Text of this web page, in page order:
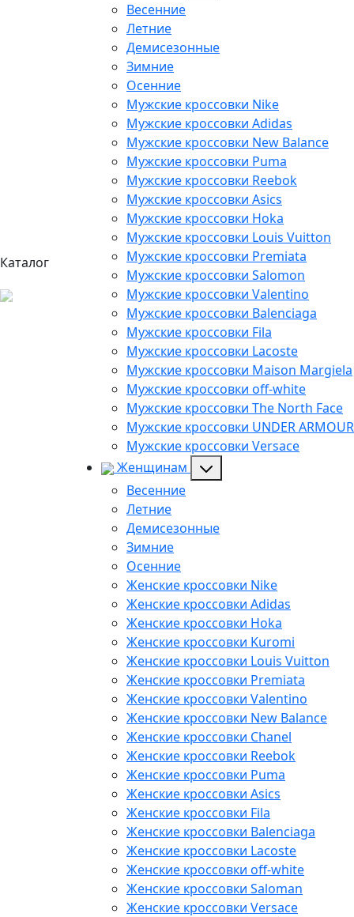
Каталог
Весенние
Летние
Демисезонные
Зимние
Осенние
Мужские кроссовки Nike
Мужские кроссовки Adidas
Мужские кроссовки New Balance
Мужские кроссовки Puma
Мужские кроссовки Reebok
Мужские кроссовки Asics
Мужские кроссовки Hoka
Мужские кроссовки Louis Vuitton
Мужские кроссовки Premiata
Мужские кроссовки Salomon
Мужские кроссовки Valentino
Мужские кроссовки Balenciaga
Мужские кроссовки Fila
Мужские кроссовки Lacoste
Мужские кроссовки Maison Margiela
Мужские кроссовки off-white
Мужские кроссовки The North Face
Мужские кроссовки UNDER ARMOUR
Мужские кроссовки Versace
Женщинам
Весенние
Летние
Демисезонные
Зимние
Осенние
Женские кроссовки Nike
Женские кроссовки Adidas
Женские кроссовки Hoka
Женские кроссовки Kuromi
Женские кроссовки Louis Vuitton
Женские кроссовки Premiata
Женские кроссовки Valentino
Женские кроссовки New Balance
Женские кроссовки Chanel
Женские кроссовки Reebok
Женские кроссовки Puma
Женские кроссовки Asics
Женские кроссовки Fila
Женские кроссовки Balenciaga
Женские кроссовки Lacoste
Женские кроссовки off-white
Женские кроссовки Saloman
Женские кроссовки Versace